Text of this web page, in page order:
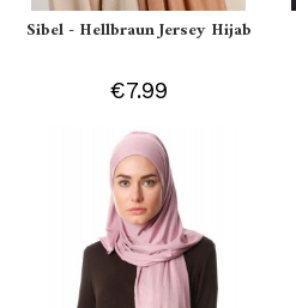
Sibel - Hellbraun Jersey Hijab
€7.99